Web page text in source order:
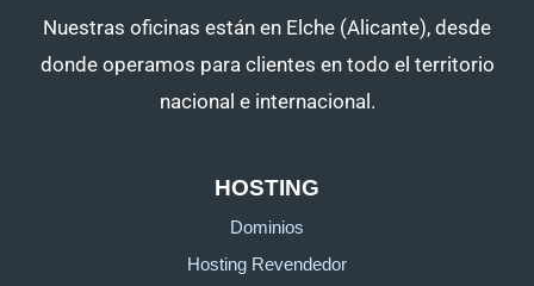
Nuestras oficinas están en Elche (Alicante), desde
donde operamos para clientes en todo el territorio
nacional e internacional.
HOSTING
Dominios
Hosting Revendedor